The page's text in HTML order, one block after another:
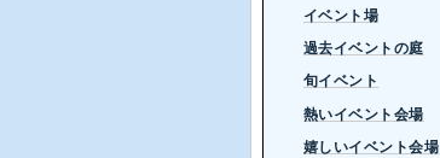
イベント場
過去イベントの庭
旬イベント
熱いイベント会場
嬉しいイベント会場